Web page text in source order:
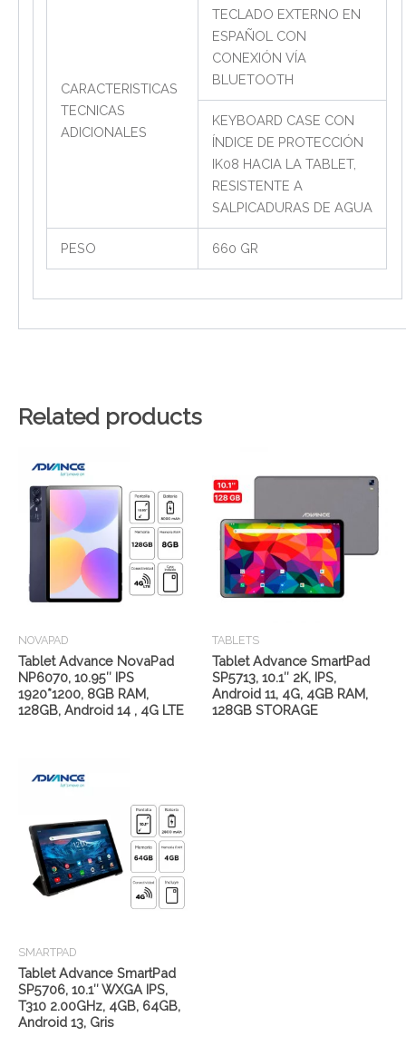
CARACTERISTICAS
TECNICAS
ADICIONALES
TECLADO EXTERNO EN
ESPAÑOL CON
CONEXIÓN VÍA
BLUETOOTH
KEYBOARD CASE CON
ÍNDICE DE PROTECCIÓN
IK08 HACIA LA TABLET,
RESISTENTE A
SALPICADURAS DE AGUA
PESO 660 GR
Related products
NOVAPAD
Tablet Advance NovaPad
NP6070, 10.95″ IPS
1920*1200, 8GB RAM,
128GB, Android 14 , 4G LTE
TABLETS
Tablet Advance SmartPad
SP5713, 10.1″ 2K, IPS,
Android 11, 4G, 4GB RAM,
128GB STORAGE
SMARTPAD
Tablet Advance SmartPad
SP5706, 10.1″ WXGA IPS,
T310 2.00GHz, 4GB, 64GB,
Android 13, Gris